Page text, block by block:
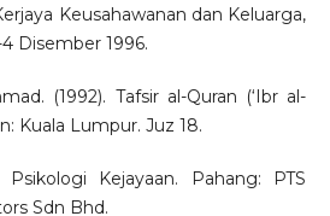
Keusahawanan dan Keluarga,
Disember 1996.
(1992). Tafsir al-Quran (‘Ibr al-
Kuala Lumpur. Juz 18.
Kejayaan. Pahang: PTS
Sdn Bhd.